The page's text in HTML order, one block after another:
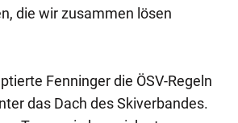
die wir zusammen lösen
Fenninger die ÖSV-Regeln
das Dach des Skiverbandes.